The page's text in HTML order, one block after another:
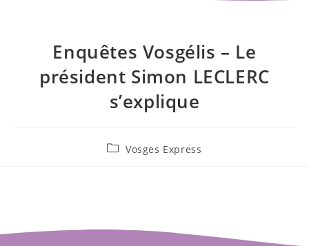
Enquêtes Vosgélis – Le
président Simon LECLERC
s’explique
Vosges Express